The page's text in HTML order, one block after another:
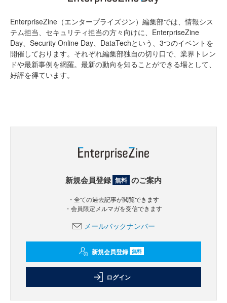
EnterpriseZine（エンタープライズジン）編集部では、情報シス
テム担当、セキュリティ担当の方々向けに、EnterpriseZine
Day、Security Online Day、DataTechという、3つのイベントを
開催しております。それぞれ編集部独自の切り口で、業界トレン
ドや最新事例を網羅。最新の動向を知ることができる場として、
好評を得ています。
新規会員登録 無料 のご案内
・全ての過去記事が閲覧できます
・会員限定メルマガを受信できます
メールバックナンバー
新規会員登録 無料
ログイン